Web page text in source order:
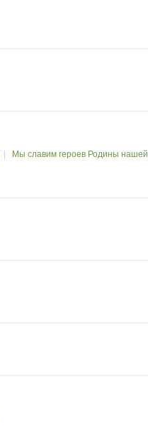
Мы славим героев Родины нашей